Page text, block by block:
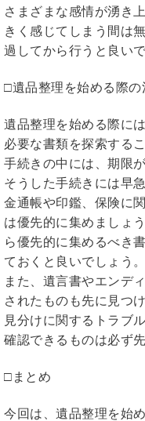
さまざまな感情が湧き
きく感じてしまう間は
過してから行うと良いで
□遺品整理を始める際の
遺品整理を始める際に
必要な書類を探索する
手続きの中には、期限
そうした手続きには早
金通帳や印鑑、保険に
は優先的に集めましょ
ら優先的に集めるべき
ておくと良いでしょう。
また、遺言書やエンデ
されたものも先に見つ
見分けに関するトラブ
確認できるものは必ず
□まとめ
今回は、遺品整理を始